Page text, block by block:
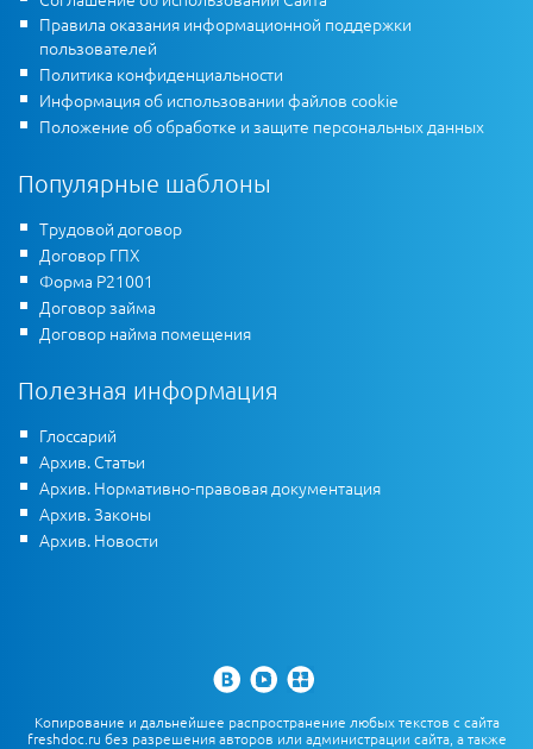
Правила оказания информационной поддержки
пользователей
Политика конфиденциальности
Информация об использовании файлов cookie
Положение об обработке и защите персональных данных
Популярные шаблоны
Трудовой договор
Договор ГПХ
Форма Р21001
Договор займа
Договор найма помещения
Полезная информация
Глоссарий
Архив. Статьи
Архив. Нормативно-правовая документация
Архив. Законы
Архив. Новости
Копирование и дальнейшее распространение любых текстов с сайта
freshdoc.ru без разрешения авторов или администрации сайта, а также